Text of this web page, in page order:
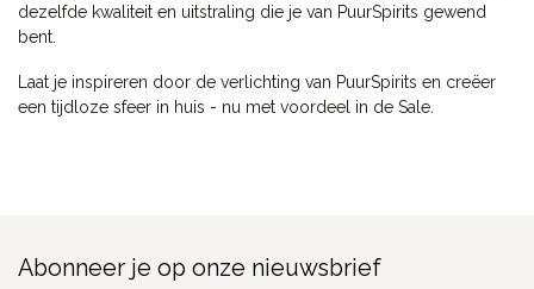
dezelfde kwaliteit en uitstraling die je van PuurSpirits gewend
bent.
Laat je inspireren door de verlichting van PuurSpirits en creëer
een tijdloze sfeer in huis - nu met voordeel in de Sale.
Abonneer je op onze nieuwsbrief